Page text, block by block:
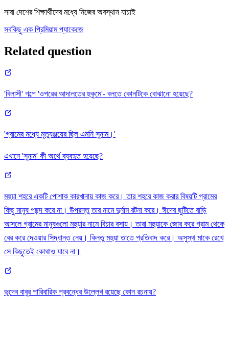
সারা দেশের শিক্ষার্থীদের মধ্যে নিজের অবস্থান যাচাই
সবকিছু এক প্রিমিয়াম প্যাকেজে
Related question
'বিলাসী' গল্পে 'ওপরের আদালতের হুকুমে'- বলতে কোনটিকে বোঝানো হয়েছে?
'গ্রামের মধ্যে মৃত্যুঞ্জয়ের ছিল এমনি সুনাম।'
এখানে 'সুনাম' কী অর্থে ব্যবহৃত হয়েছে?
মহুয়া শহরে একটি পোশাক কারখানায় কাজ করে। তার শহরে কাজ করার বিষয়টি গ্রামের
কিছু মানুষ পছন্দ করে না। উপরন্তু তার নামে দুর্নাম রটনা করে। ঈদের ছুটিতে বাড়ি
আসলে গ্রামের মানুষগুলো মহুয়ার নামে বিচার বসায়। তারা মহুয়াকে জোর করে গ্রাম থেকে
বের করে দেওয়ার সিদ্ধান্ত নেয়। কিন্তু মহুয়া তাতে প্রতিবাদ করে। অসুস্থ মাকে রেখে
সে কিছুতেই কোথাও যাবে না।
ভূদেব বাবুর পারিবারিক প্রবন্ধের উল্লেখ রয়েছে কোন রচনায়?